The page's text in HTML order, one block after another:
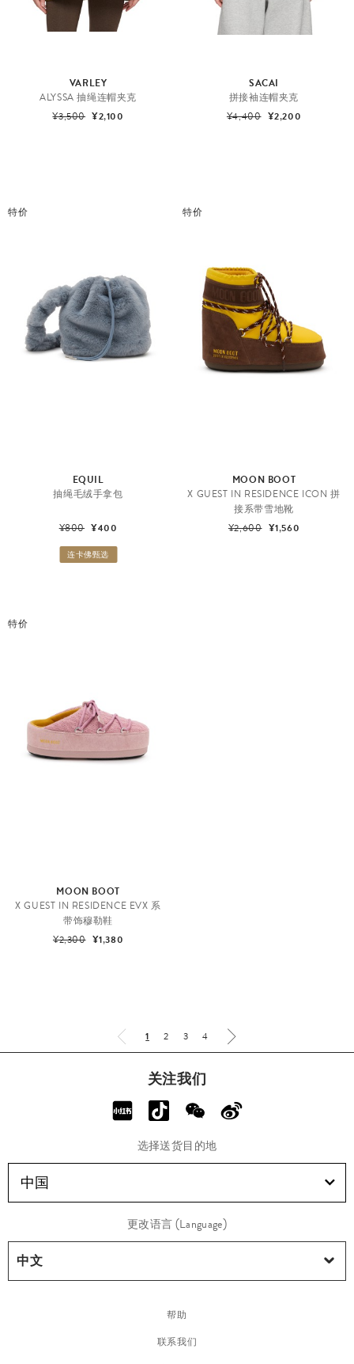
VARLEY
ALYSSA 抽绳连帽夹克
¥3,500 ¥2,100
SACAI
拼接袖连帽夹克
¥4,400 ¥2,200
特价
EQUIL
抽绳毛绒手拿包
¥800 ¥400
连卡佛甄选
特价
MOON BOOT
X GUEST IN RESIDENCE ICON 拼
接系带雪地靴
¥2,600 ¥1,560
特价
MOON BOOT
X GUEST IN RESIDENCE EVX 系
带饰穆勒鞋
¥2,300 ¥1,380
1 2 3 4
关注我们
选择送货目的地
中国
更改语言 (Language)
帮助
联系我们